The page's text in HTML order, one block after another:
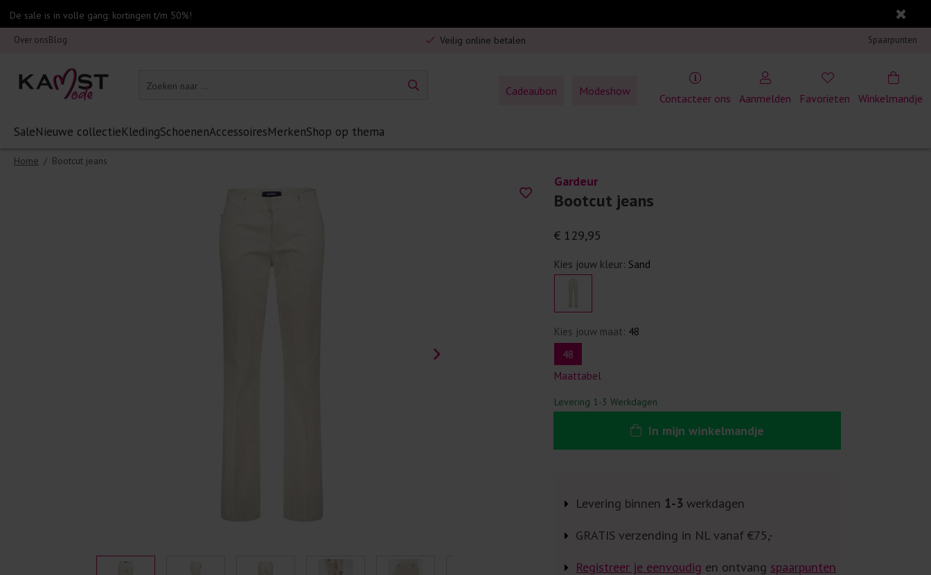
De sale is in volle gang: kortingen t/m 50%!
Over onsBlog
Veilig online betalen
Gratis verzending in Nederland vanaf €75,-
Spaarpunten
Winkelmandje
Cadeaubon Modeshow
Contacteer ons Aanmelden Favorieten
SaleNieuwe collectieKledingSchoenenAccessoiresMerkenShop op thema
Home / Bootcut jeans
Gardeur
Bootcut jeans
€ 129,95
Kies jouw kleur: Sand
Kies jouw maat: 48
48
Maattabel
Levering 1-3 Werkdagen
In mijn winkelmandje
Levering binnen 1-3werkdagen
GRATIS verzending in NL vanaf €75,-
Registreer je eenvoudig en ontvang spaarpunten